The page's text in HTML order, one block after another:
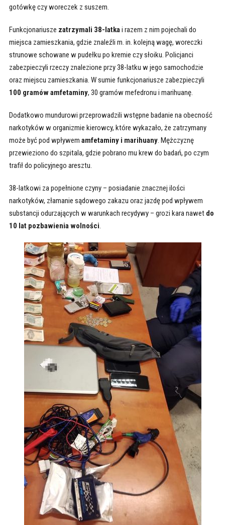
gotówkę czy woreczek z suszem.
Funkcjonariusze zatrzymali 38-latkai razem z nim pojechali do
miejsca zamieszkania, gdzie znaleźli m. in. kolejną wagę, woreczki
strunowe schowane w pudełku po kremie czy słoiku. Policjanci
zabezpieczyli rzeczy znalezione przy 38-latku w jego samochodzie
oraz miejscu zamieszkania. W sumie funkcjonariusze zabezpieczyli
100 gramów amfetaminy, 30 gramów mefedronu i marihuanę.
Dodatkowo mundurowi przeprowadzili wstępne badanie na obecność
narkotyków w organizmie kierowcy, które wykazało, że zatrzymany
może być pod wpływem amfetaminy i marihuany. Mężczyznę
przewieziono do szpitala, gdzie pobrano mu krew do badań, po czym
trafił do policyjnego aresztu.
38-latkowi za popełnione czyny – posiadanie znacznej ilości
narkotyków, złamanie sądowego zakazu oraz jazdę pod wpływem
substancji odurzających w warunkach recydywy – grozi kara nawetdo
10 lat pozbawienia wolności.